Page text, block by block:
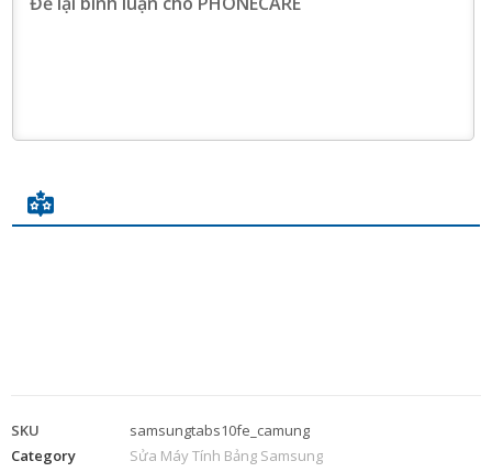
SKU
samsungtabs10fe_camung
Category
Sửa Máy Tính Bảng Samsung